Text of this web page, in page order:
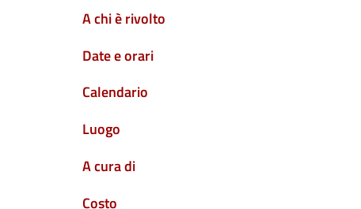
A chi è rivolto
Date e orari
Calendario
Luogo
A cura di
Costo